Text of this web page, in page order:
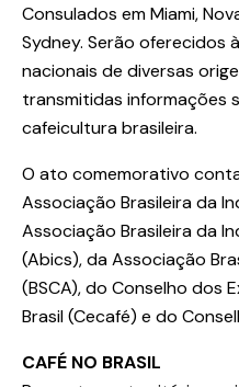
Consulados em Miami,
Sydney. Serão oferecidos
nacionais de diversas
transmitidas informações
cafeicultura brasileira.
O ato comemorativo
Associação Brasileira da
Associação Brasileira da
(Abics), da Associação
(BSCA), do Conselho dos
Brasil (Cecafé) e do
CAFÉ NO BRASIL